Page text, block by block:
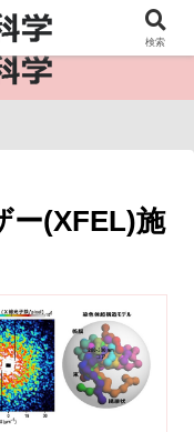
ンフラ。
ー(XFEL)施
検索